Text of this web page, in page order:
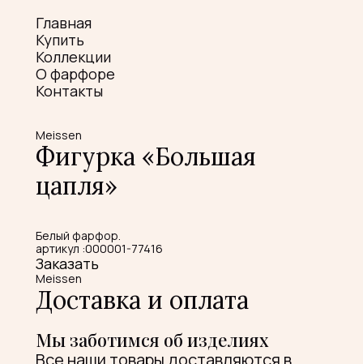
Главная
Купить
Коллекции
О фарфоре
Контакты
Meissen
Фигурка «Большая
цапля»
Белый фарфор.
артикул :000001-77416
Заказать
Meissen
Доставка и оплата
Мы заботимся об изделиях
Все наши товары доставляются в